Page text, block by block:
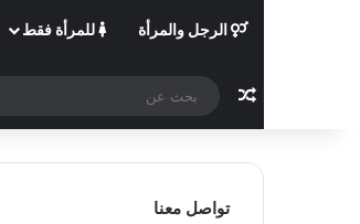
الرجل والمرأة للمرأة فقط
مقال عشوائي
تواصل معنا